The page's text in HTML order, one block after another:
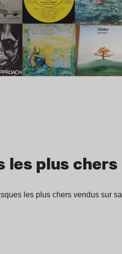
les plus chers
les plus chers vendus sur sa